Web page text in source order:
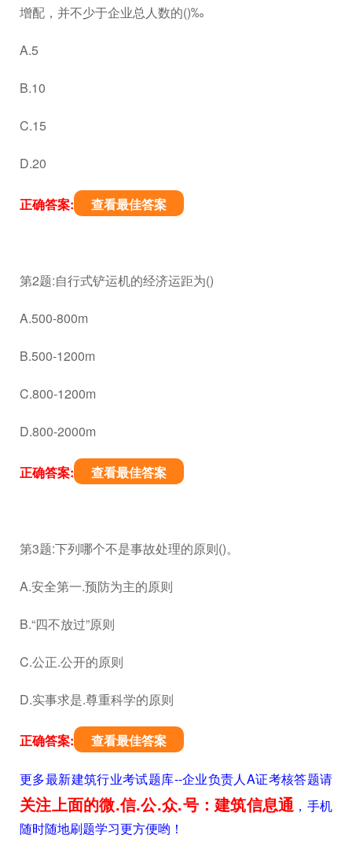
增配，并不少于企业总人数的()‰
A.5
B.10
C.15
D.20
正确答案: 查看最佳答案
第2题:自行式铲运机的经济运距为()
A.500-800m
B.500-1200m
C.800-1200m
D.800-2000m
正确答案: 查看最佳答案
第3题:下列哪个不是事故处理的原则()。
A.安全第一.预防为主的原则
B.“四不放过”原则
C.公正.公开的原则
D.实事求是.尊重科学的原则
正确答案: 查看最佳答案
更多最新建筑行业考试题库--企业负责人A证考核答题请
关注上面的微.信.公.众.号：建筑信息通，手机
随时随地刷题学习更方便哟！